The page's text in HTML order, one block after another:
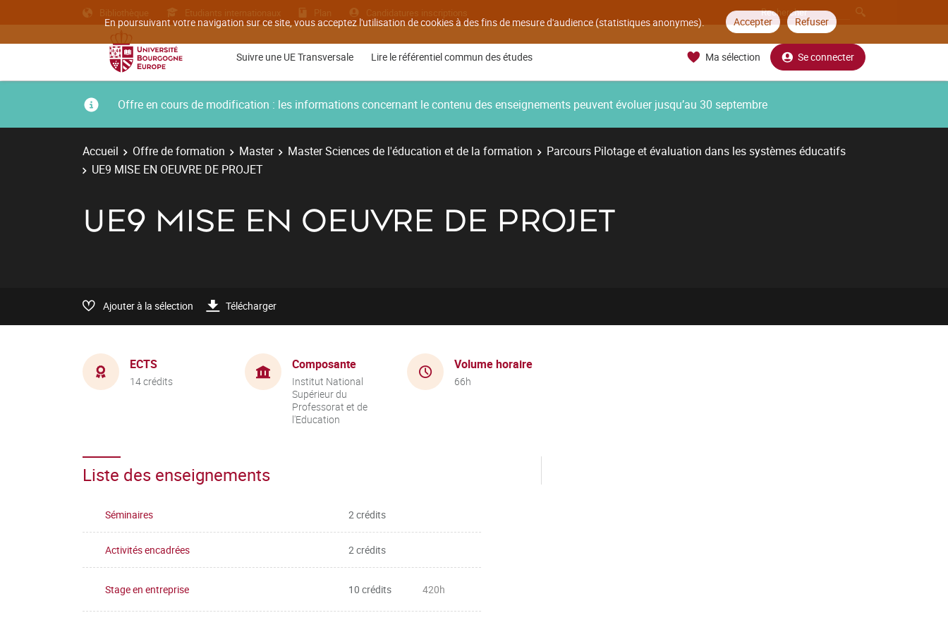
En poursuivant votre navigation sur ce site, vous acceptez l'utilisation de cookies à des fins de mesure d'audience (statistiques anonymes). Accepter Refuser
Bibliothèque Etudiants internationaux Plan Candidatures inscriptions
Suivre une UE Transversale Lire le référentiel commun des études Ma sélection Se connecter
Offre en cours de modification : les informations concernant le contenu des enseignements peuvent évoluer jusqu’au 30 septembre
Accueil Offre de formation Master Master Sciences de l'éducation et de la formation
Parcours Pilotage et évaluation dans les systèmes éducatifs
UE9 MISE EN OEUVRE DE PROJET
UE9 MISE EN OEUVRE DE PROJET
Ajouter à la sélection Télécharger
ECTS
14 crédits
Composante
Institut National
Supérieur du
Professorat et de
l'Education
Volume horaire
66h
Liste des enseignements
Séminaires 2 crédits
Activités encadrées 2 crédits
Stage en entreprise 10 crédits 420h